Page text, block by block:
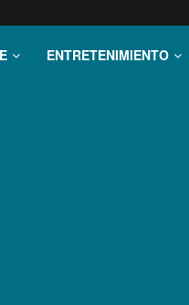
ENTRETENIMIENTO